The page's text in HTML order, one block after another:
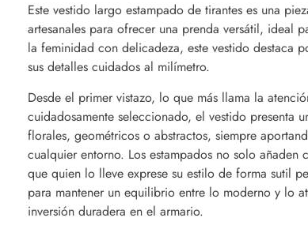
Este vestido largo estampado de tirantes es una
artesanales para ofrecer una prenda versátil, ideal
la feminidad con delicadeza, este vestido destaca
sus detalles cuidados al milímetro.
Desde el primer vistazo, lo que más llama la
cuidadosamente seleccionado, el vestido presenta
florales, geométricos o abstractos, siempre
cualquier entorno. Los estampados no solo
que quien lo lleve exprese su estilo de forma sutil
para mantener un equilibrio entre lo moderno y lo
inversión duradera en el armario.